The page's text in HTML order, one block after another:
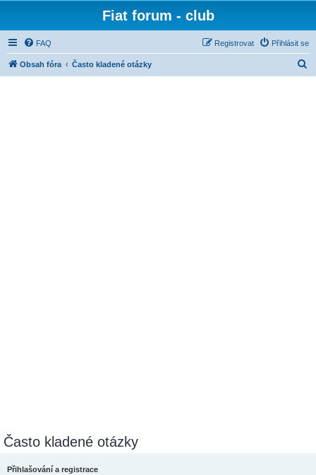
Fiat forum - club
FAQ Přihlásit se
Registrovat
Obsah fóra Často kladené otázky
Často kladené otázky
Přihlašování a registrace